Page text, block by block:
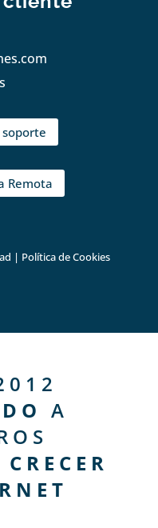
Remota
| Política de Cookies
A
CRECER